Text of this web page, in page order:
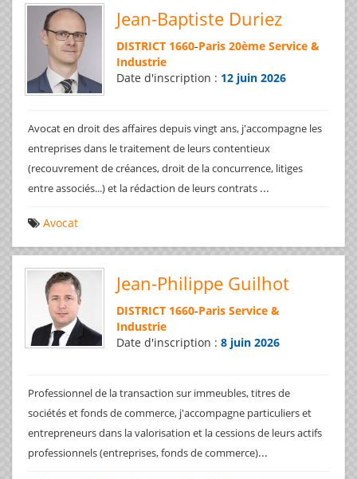
Jean-Baptiste Duriez
DISTRICT 1660-Paris 20ème Service &
Industrie
Date d'inscription : 12 juin 2026
Avocat en droit des affaires depuis vingt ans, j'accompagne les
entreprises dans le traitement de leurs contentieux
(recouvrement de créances, droit de la concurrence, litiges
entre associés...) et la rédaction de leurs contrats ...
Avocat
Jean-Philippe Guilhot
DISTRICT 1660-Paris Service &
Industrie
Date d'inscription : 8 juin 2026
Professionnel de la transaction sur immeubles, titres de
sociétés et fonds de commerce, j'accompagne particuliers et
entrepreneurs dans la valorisation et la cessions de leurs actifs
professionnels (entreprises, fonds de commerce)...